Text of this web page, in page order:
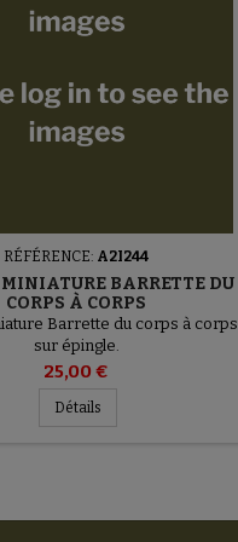
RÉFÉRENCE: A2I244
BARRETTE DU
CORPS À CORPS
Barrette du corps à corps
sur épingle.
25,00 €
Détails